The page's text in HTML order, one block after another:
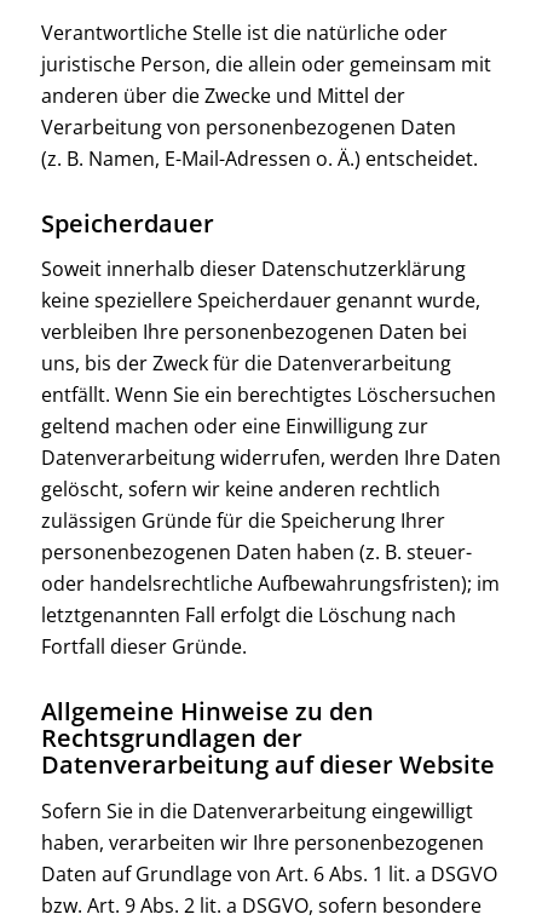
Verantwortliche Stelle ist die natürliche oder
juristische Person, die allein oder gemeinsam mit
anderen über die Zwecke und Mittel der
Verarbeitung von personenbezogenen Daten
(z. B. Namen, E-Mail-Adressen o. Ä.) entscheidet.
Speicherdauer
Soweit innerhalb dieser Datenschutzerklärung
keine speziellere Speicherdauer genannt wurde,
verbleiben Ihre personenbezogenen Daten bei
uns, bis der Zweck für die Datenverarbeitung
entfällt. Wenn Sie ein berechtigtes Löschersuchen
geltend machen oder eine Einwilligung zur
Datenverarbeitung widerrufen, werden Ihre Daten
gelöscht, sofern wir keine anderen rechtlich
zulässigen Gründe für die Speicherung Ihrer
personenbezogenen Daten haben (z. B. steuer-
oder handelsrechtliche Aufbewahrungsfristen); im
letztgenannten Fall erfolgt die Löschung nach
Fortfall dieser Gründe.
Allgemeine Hinweise zu den
Rechtsgrundlagen der
Datenverarbeitung auf dieser Website
Sofern Sie in die Datenverarbeitung eingewilligt
haben, verarbeiten wir Ihre personenbezogenen
Daten auf Grundlage von Art. 6 Abs. 1 lit. a DSGVO
bzw. Art. 9 Abs. 2 lit. a DSGVO, sofern besondere